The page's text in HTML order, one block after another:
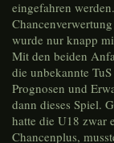
eingefahren
wurde nur knapp
Mit den beiden
die unbekannte
Prognosen und
dann dieses Spiel.
hatte die U18 zwar
Chancenplus,